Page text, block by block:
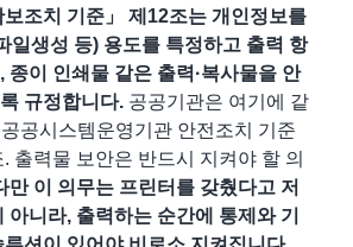
조치 기준」 제12조는 개인정보를
일생성 등) 용도를 특정하고 출력 항
종이 인쇄물 같은 출력·복사물을 안
규정합니다. 공공기관은 여기에 같
공시스템운영기관 안전조치 기준
출력물 보안은 반드시 지켜야 할 의
만 이 의무는 프린터를 갖췄다고 저
아니라, 출력하는 순간에 통제와 기